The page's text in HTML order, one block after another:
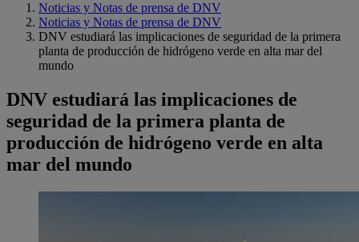
Noticias y Notas de prensa de DNV
Noticias y Notas de prensa de DNV
DNV estudiará las implicaciones de seguridad de la primera
planta de producción de hidrógeno verde en alta mar del
mundo
DNV estudiará las implicaciones de
seguridad de la primera planta de
producción de hidrógeno verde en alta
mar del mundo